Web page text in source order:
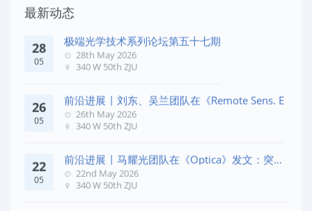
最新动态
28
05
极端光学技术系列论坛第五十七期
28th May 2026
340 W 50th ZJU
26
05
前沿进展 | 刘东、吴兰团队在《Remote Sens. E
26th May 2026
340 W 50th ZJU
22
05
前沿进展 | 马耀光团队在《Optica》发文：突破
几何相位
22nd May 2026
340 W 50th ZJU